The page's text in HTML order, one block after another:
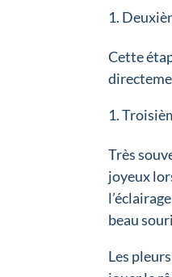
Cette
Très
joyeux
beau
Les